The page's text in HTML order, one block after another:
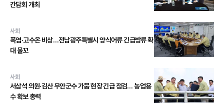
간담회 개최
사회
폭염·고수온 비상…전남광주특별시 양식어류 긴급방류 확
대 물꼬
사회
서삼석 의원·김산 무안군수 가뭄 현장 긴급 점검… 농업용
수 확보 총력